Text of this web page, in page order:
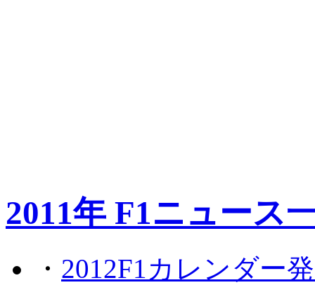
2011年 F1ニュース
・ 2012F1カレンダー